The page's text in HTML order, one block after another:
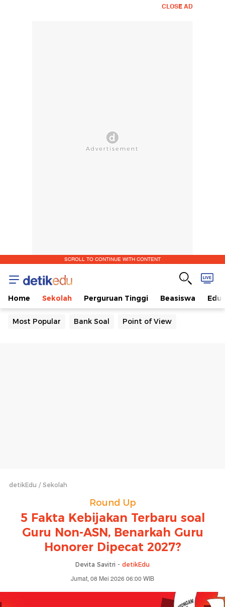
CLOSE AD
SCROLL TO CONTINUE WITH CONTENT
Home Sekolah Perguruan Tinggi Beasiswa
Most Popular Bank Soal Point of View
detikEdu Sekolah
Round Up
5 Fakta Kebijakan Terbaru soal
Guru Non-ASN, Benarkah Guru
Honorer Dipecat 2027?
Devita Savitri - detikEdu
Jumat, 08 Mei 2026 06:00 WIB